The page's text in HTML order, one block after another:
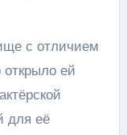
с отличием
ей
для её